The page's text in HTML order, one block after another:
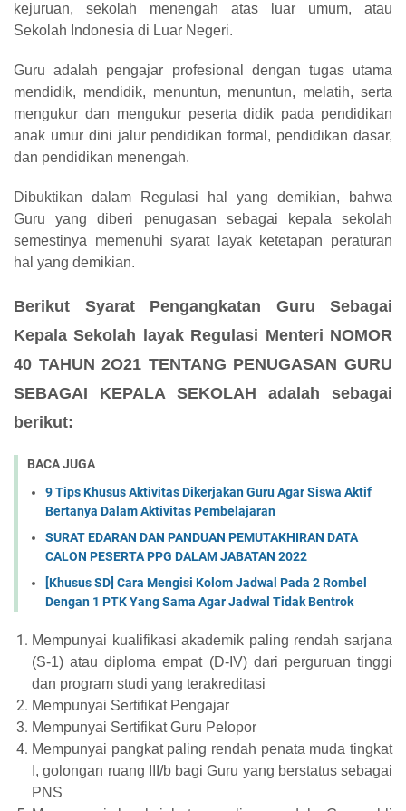
kejuruan, sekolah menengah atas luar umum, atau
Sekolah Indonesia di Luar Negeri.
Guru adalah pengajar profesional dengan tugas utama
mendidik, mendidik, menuntun, menuntun, melatih, serta
mengukur dan mengukur peserta didik pada pendidikan
anak umur dini jalur pendidikan formal, pendidikan dasar,
dan pendidikan menengah.
Dibuktikan dalam Regulasi hal yang demikian, bahwa
Guru yang diberi penugasan sebagai kepala sekolah
semestinya memenuhi syarat layak ketetapan peraturan
hal yang demikian.
Berikut Syarat Pengangkatan Guru Sebagai
Kepala Sekolah layak Regulasi Menteri NOMOR
40 TAHUN 2O21 TENTANG PENUGASAN GURU
SEBAGAI KEPALA SEKOLAH adalah sebagai
berikut:
BACA JUGA
9 Tips Khusus Aktivitas Dikerjakan Guru Agar Siswa Aktif
Bertanya Dalam Aktivitas Pembelajaran
SURAT EDARAN DAN PANDUAN PEMUTAKHIRAN DATA
CALON PESERTA PPG DALAM JABATAN 2022
[Khusus SD] Cara Mengisi Kolom Jadwal Pada 2 Rombel
Dengan 1 PTK Yang Sama Agar Jadwal Tidak Bentrok
Mempunyai kualifikasi akademik paling rendah sarjana
(S-1) atau diploma empat (D-IV) dari perguruan tinggi
dan program studi yang terakreditasi
Mempunyai Sertifikat Pengajar
Mempunyai Sertifikat Guru Pelopor
Mempunyai pangkat paling rendah penata muda tingkat
I, golongan ruang III/b bagi Guru yang berstatus sebagai
PNS